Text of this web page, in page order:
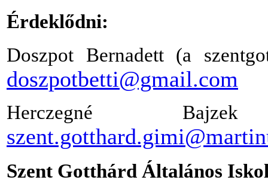
Érdeklődni:
Doszpot Bernadett (a
doszpotbetti@gmail.com
Herczegné
Szent Gotthárd Általános